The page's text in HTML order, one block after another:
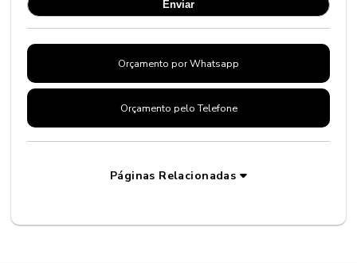
Orçamento por Whatsapp
Orçamento pelo Telefone
Páginas Relacionadas